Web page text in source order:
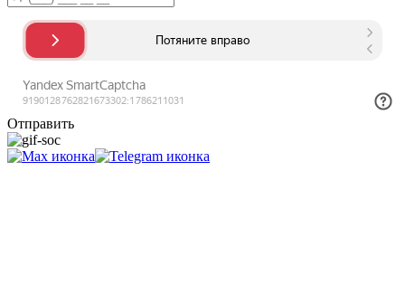
Отправить